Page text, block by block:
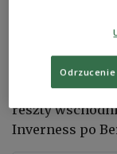
Polskie wojsko
miastami
wspomagało
reszty
Inverness po